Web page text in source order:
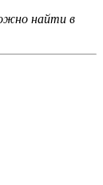
найти в